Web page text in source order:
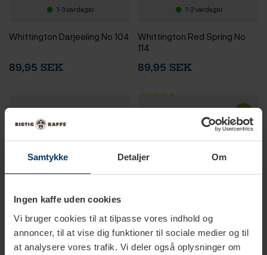
Samtykke Detaljer Om
Ingen kaffe uden cookies
Vi bruger cookies til at tilpasse vores indhold og
annoncer, til at vise dig funktioner til sociale medier og til
at analysere vores trafik. Vi deler også oplysninger om
1-3 vardagar
Whittington Darjeeling No 104
89,95 SEK
1-3 vardagar
Whittington Red Spring No
114
89,95 SEK